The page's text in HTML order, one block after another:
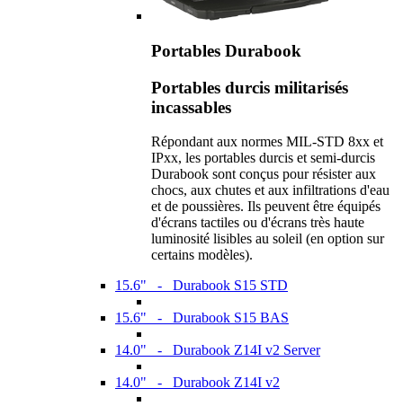
Portables Durabook
Portables durcis militarisés
incassables
Répondant aux normes MIL-STD 8xx et
IPxx, les portables durcis et semi-durcis
Durabook sont conçus pour résister aux
chocs, aux chutes et aux infiltrations d'eau
et de poussières. Ils peuvent être équipés
d'écrans tactiles ou d'écrans très haute
luminosité lisibles au soleil (en option sur
certains modèles).
15.6" - Durabook S15 STD
15.6" - Durabook S15 BAS
14.0" - Durabook Z14I v2 Server
14.0" - Durabook Z14I v2